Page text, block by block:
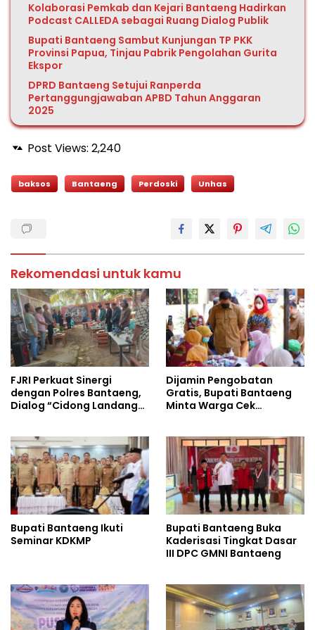
Kolaborasi Pemkab dan Kejari Bantaeng Hadirkan
Podcast CALLEDA sebagai Ruang Dialog Publik
Bupati Bantaeng Sambut Kunjungan TP PKK
Provinsi Papua, Tinjau Pabrik Pengolahan Gurita
Ekspor
DPRD Bantaeng Setujui Ranperda
Pertanggungjawaban APBD Tahun Anggaran
2025
Post Views: 2,240
baksos Bantaeng Perdoski Unhas
Rekomendasi untuk kamu
FJRI Perkuat Sinergi
dengan Polres Bantaeng,
Dialog “Cidong Landang”
Dijamin Pengobatan
Gratis, Bupati Bantaeng
Minta Warga Cek
Bupati Bantaeng Ikuti
Seminar KDKMP
Bupati Bantaeng Buka
Kaderisasi Tingkat Dasar
III DPC GMNI Bantaeng